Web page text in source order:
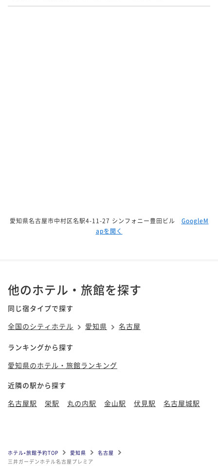
愛知県名古屋市中村区名駅4-11-27 シンフォニー豊田ビル
GoogleM
apを開く
他のホテル・旅館を探す
同じ宿タイプで探す
全国のシティホテル
愛知県 名古屋
ランキングから探す
愛知県のホテル・旅館ランキング
近隣の駅から探す
名古屋駅
栄駅 丸の内駅 金山駅 伏見駅 名古屋城駅
ホテル•旅館予約TOP 愛知県
名古屋
三井ガーデンホテル名古屋プレミア